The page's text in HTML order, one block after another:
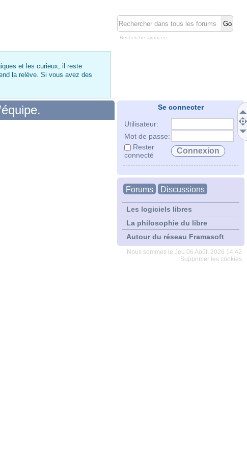
Recherche avancée
et les curieux, il reste
la relève. Si vous avez des
Se connecter
Utilisateur:
Mot de passe:
Rester
connecté
Forums Discussions
Les logiciels libres
La philosophie du libre
Autour du réseau Framasoft
Nous sommes le Jeu 06 Août, 2026 14:42
Supprimer les cookies